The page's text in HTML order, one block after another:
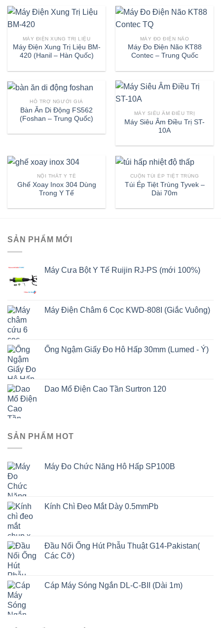
MÁY ĐIỆN XUNG TRỊ LIỆU
Máy Điện Xung Trị Liệu BM-
420 (Hanil – Hàn Quốc)
MÁY ĐO ĐIỆN NÃO
Máy Đo Điện Não KT88
Contec – Trung Quốc
HỖ TRỢ NGƯỜI GIÀ
Bàn Ăn Di Động FS562
(Foshan – Trung Quốc)
MÁY SIÊU ÂM ĐIỀU TRỊ
Máy Siêu Âm Điều Trị ST-
10A
NỘI THẤT Y TẾ
Ghế Xoay Inox 304 Dùng
Trong Y Tế
CUỘN TÚI ÉP TIỆT TRÙNG
Túi Ép Tiệt Trùng Tyvek –
Dài 70m
SẢN PHẨM MỚI
Máy Cưa Bột Y Tế Ruijin RJ-PS (mới 100%)
Máy Điện Châm 6 Cọc KWD-808I (Giắc Vuông)
Ống Ngậm Giấy Đo Hô Hấp 30mm (Lumed - Ý)
Dao Mổ Điện Cao Tần Surtron 120
SẢN PHẨM HOT
Máy Đo Chức Năng Hô Hấp SP100B
Kính Chì Đeo Mắt Dày 0.5mmPb
Đầu Nối Ống Hút Phẫu Thuật G14-Pakistan(
Các Cỡ)
Cáp Máy Sóng Ngắn DL-C-BII (Dài 1m)